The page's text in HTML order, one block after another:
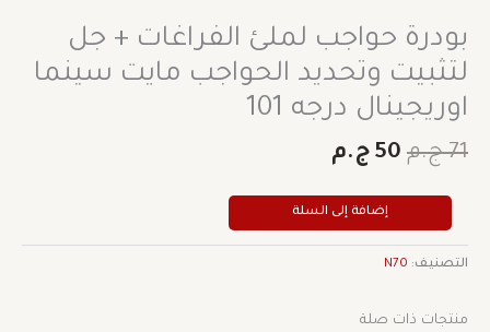
بودرة حواجب لملئ الفراغات + جل
لتثبيت وتحديد الحواجب مايت سينما
اوريجينال درجه 101
71 ج.م 50 ج.م
إضافة إلى السلة
التصنيف: N70
منتجات ذات صلة